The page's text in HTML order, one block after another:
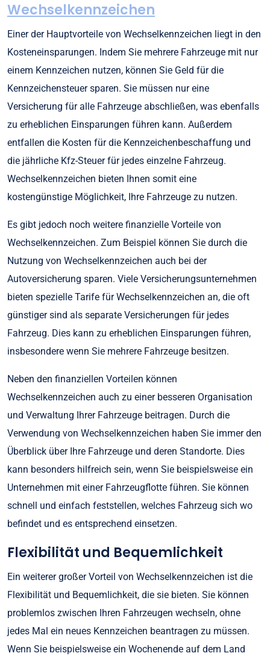
Wechselkennzeichen
Einer der Hauptvorteile von Wechselkennzeichen liegt in den
Kosteneinsparungen. Indem Sie mehrere Fahrzeuge mit nur
einem Kennzeichen nutzen, können Sie Geld für die
Kennzeichensteuer sparen. Sie müssen nur eine
Versicherung für alle Fahrzeuge abschließen, was ebenfalls
zu erheblichen Einsparungen führen kann. Außerdem
entfallen die Kosten für die Kennzeichenbeschaffung und
die jährliche Kfz-Steuer für jedes einzelne Fahrzeug.
Wechselkennzeichen bieten Ihnen somit eine
kostengünstige Möglichkeit, Ihre Fahrzeuge zu nutzen.
Es gibt jedoch noch weitere finanzielle Vorteile von
Wechselkennzeichen. Zum Beispiel können Sie durch die
Nutzung von Wechselkennzeichen auch bei der
Autoversicherung sparen. Viele Versicherungsunternehmen
bieten spezielle Tarife für Wechselkennzeichen an, die oft
günstiger sind als separate Versicherungen für jedes
Fahrzeug. Dies kann zu erheblichen Einsparungen führen,
insbesondere wenn Sie mehrere Fahrzeuge besitzen.
Neben den finanziellen Vorteilen können
Wechselkennzeichen auch zu einer besseren Organisation
und Verwaltung Ihrer Fahrzeuge beitragen. Durch die
Verwendung von Wechselkennzeichen haben Sie immer den
Überblick über Ihre Fahrzeuge und deren Standorte. Dies
kann besonders hilfreich sein, wenn Sie beispielsweise ein
Unternehmen mit einer Fahrzeugflotte führen. Sie können
schnell und einfach feststellen, welches Fahrzeug sich wo
befindet und es entsprechend einsetzen.
Flexibilität und Bequemlichkeit
Ein weiterer großer Vorteil von Wechselkennzeichen ist die
Flexibilität und Bequemlichkeit, die sie bieten. Sie können
problemlos zwischen Ihren Fahrzeugen wechseln, ohne
jedes Mal ein neues Kennzeichen beantragen zu müssen.
Wenn Sie beispielsweise ein Wochenende auf dem Land